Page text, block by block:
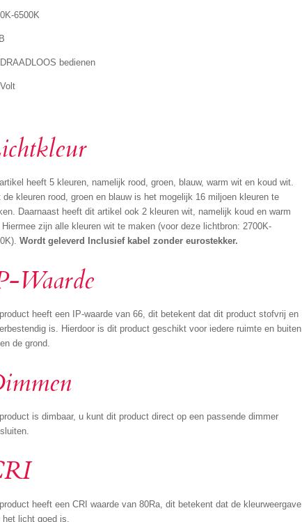
6500K
bedienen
heeft 5 kleuren, namelijk rood, groen, blauw, warm wit en koud wit.
de kleuren rood, groen en blauw is het mogelijk 16 miljoen kleuren te
Daarnaast heeft dit artikel ook 2 kleuren wit, namelijk koud en warm
zijn alle kleuren wit te maken (voor deze lichtbron: 2700K-
Wordt geleverd Inclusief kabel zonder eurostekker.
Waarde
heeft een IP-waarde van 66, dit betekent dat dit product stofvrij en
is. Hierdoor is dit product geschikt voor iedere ruimte en buiten
de grond.
is dimbaar, u kunt dit product direct op een passende dimmer
heeft een CRI waarde van 80Ra, dit betekent dat de kleurweergave
het licht goed is.